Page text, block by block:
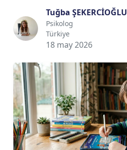
Tuğba ŞEKERCİOĞLU
Psikolog
Türkiye
18 may 2026